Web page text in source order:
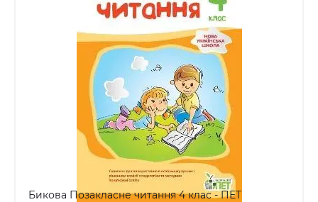
Бикова Позакласне читання 4 клас - ПЕТ